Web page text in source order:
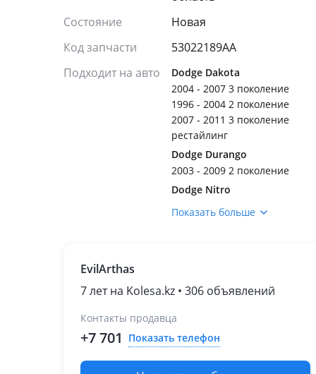
Состояние
Новая
Код запчасти
53022189AA
Подходит на авто
Dodge Dakota
2004 - 2007 3 поколение
1996 - 2004 2 поколение
2007 - 2011 3 поколение
рестайлинг
Dodge Durango
2003 - 2009 2 поколение
Dodge Nitro
2006 - 2011 1 поколение
(XK/XH)
(WJ/WG)
2004 - 2010 3 поколение
Показать больше
EvilArthas
7 лет на Kolesa.kz • 306 объявлений
Контакты продавца
+7 701 Показать телефон